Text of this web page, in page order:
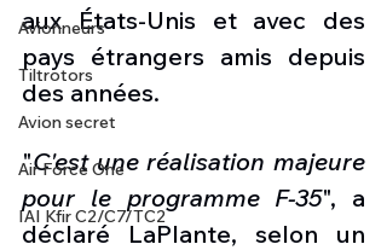
Avionneurs
Tiltrotors
Avion secret
Air Force One
IAI Kfir C2/C7/TC2
aux États-Unis et avec des
pays étrangers amis depuis
des années.
"C'est une réalisation majeure
pour le programme F-35", a
déclaré LaPlante, selon un